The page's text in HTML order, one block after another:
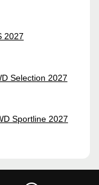
2027
Selection 2027
Sportline 2027